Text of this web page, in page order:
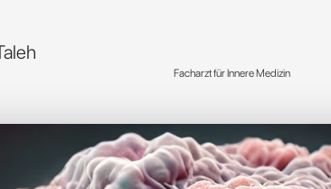
Facharzt für Innere Medizin